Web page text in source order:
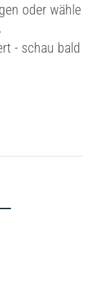
oder wähle
- schau bald